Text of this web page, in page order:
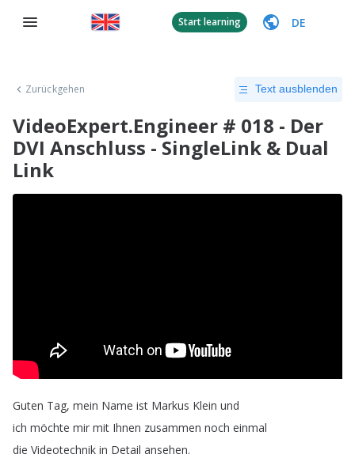
Start learning DE
Zurückgehen Text ausblenden
VideoExpert.Engineer # 018 - Der
DVI Anschluss - SingleLink & Dual
Link
Guten Tag, mein Name ist Markus Klein und
ich möchte mir mit Ihnen zusammen noch einmal
die Videotechnik in Detail ansehen.